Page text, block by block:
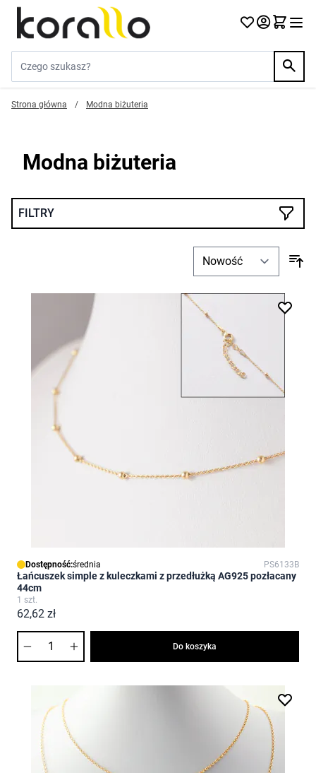
Przejdź do treści
Strona główna / Modna biżuteria
Modna biżuteria
FILTRY
Dostępność:średnia PS6133B
Łańcuszek simple z kuleczkami z przedłużką AG925 pozłacany
44cm
1 szt.
62,62 zł
Do koszyka